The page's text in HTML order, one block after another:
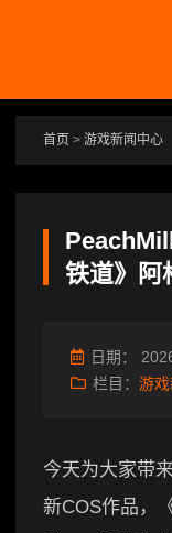
首页 > 游戏新闻中心
铁道》阿
日期：
栏目： 游
今天为大家带
新COS作品，